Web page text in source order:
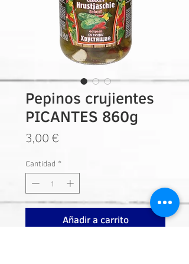
Pepinos crujientes
PICANTES 860g
3,00 €
Cantidad *
Añadir a carrito